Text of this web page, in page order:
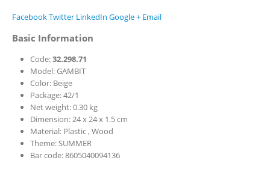
FacebookTwitter LinkedIn Google + Email
Basic Information
Code:32.298.71
Model: GAMBIT
Color: Beige
Package: 42/1
Net weight: 0.30 kg
Dimension: 24 x 24 x 1.5 cm
Material: Plastic , Wood
Theme: SUMMER
Bar code: 8605040094136